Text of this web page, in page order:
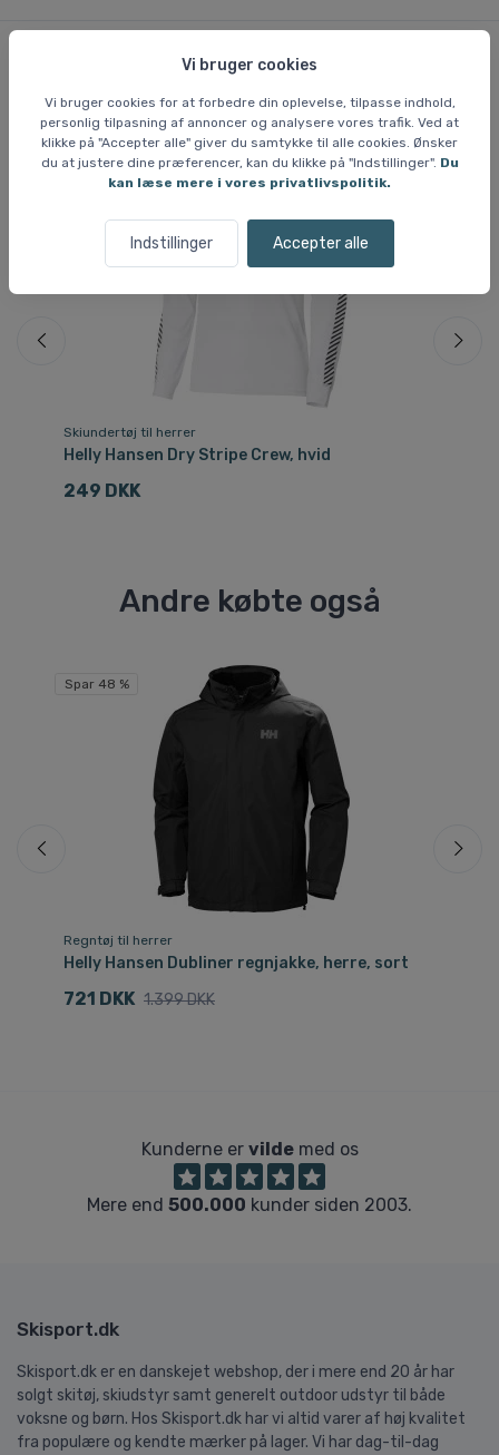
Vi bruger cookies
Vi bruger cookies for at forbedre din oplevelse, tilpasse indhold,
personlig tilpasning af annoncer og analysere vores trafik. Ved at
klikke på "Accepter alle" giver du samtykke til alle cookies. Ønsker
du at justere dine præferencer, kan du klikke på "Indstillinger". Du
kan læse mere i vores privatlivspolitik.
Indstillinger Accepter alle
Lignende varer
Skiundertøj til herrer
Helly Hansen Dry Stripe Crew, hvid
249 DKK
Andre købte også
Spar 48 %
Regntøj til herrer
Helly Hansen Dubliner regnjakke, herre, sort
721 DKK 1.399 DKK
Kunderne er vildemed os
Mere end 500.000 kunder siden 2003.
Skisport.dk
Skisport.dk er en danskejet webshop, der i mere end 20 år har
solgt skitøj, skiudstyr samt generelt outdoor udstyr til både
voksne og børn. Hos Skisport.dk har vi altid varer af høj kvalitet
fra populære og kendte mærker på lager. Vi har dag-til-dag